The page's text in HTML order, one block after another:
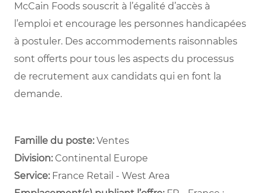
McCain Foods souscrit à l’égalité d’accès à
l’emploi et encourage les personnes handicapées
à postuler. Des accommodements raisonnables
sont offerts pour tous les aspects du processus
de recrutement aux candidats qui en font la
demande.
Famille du poste:Ventes
Division: Continental Europe
Service: ​ France Retail - West Area ​